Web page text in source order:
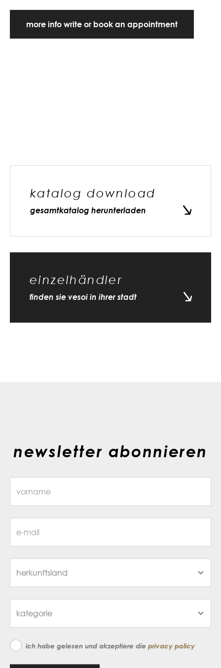
more info write or book an appointment
katalog download
gesamtkatalog herunterladen
einzelhändler
finden sie vesoi in ihrer stadt
newsletter abonnieren
ich habe gelesen und akzeptiere die privacy policy